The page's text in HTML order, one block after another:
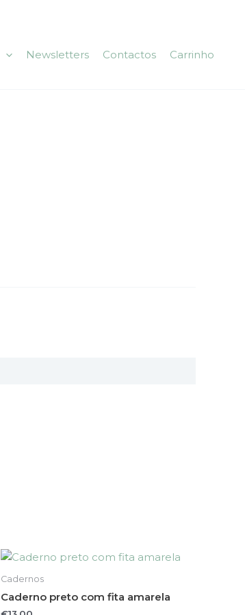
Newsletters Contactos Carrinho
Cadernos
Caderno preto com fita amarela